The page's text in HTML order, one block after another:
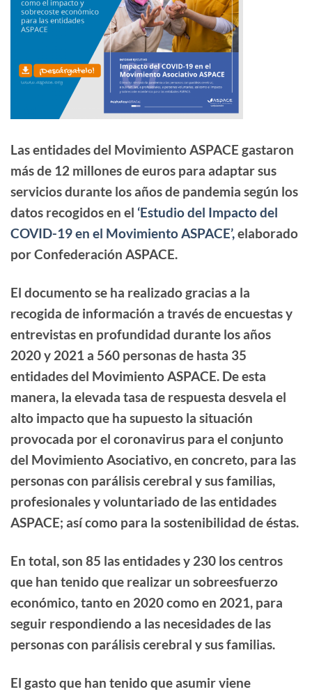
Las entidades del Movimiento ASPACE gastaron
más de 12 millones de euros para adaptar sus
servicios durante los años de pandemia según los
datos recogidos en el ‘Estudio del Impacto del
COVID-19 en el Movimiento ASPACE’,elaborado
por Confederación ASPACE.
El documento se ha realizado gracias a la
recogida de información a través de encuestas y
entrevistas en profundidad durante losaños
2020 y 2021 a 560 personas de hasta 35
entidades del Movimiento ASPACE. De esta
manera, la elevada tasa de respuesta desvela el
alto impactoque ha supuesto la situación
provocada por el coronavirus para el conjunto
del Movimiento Asociativo, en concreto, para las
personas con parálisis cerebral y sus familias,
profesionales y voluntariado de las entidades
ASPACE; así como para la sostenibilidad de éstas.
En total, son 85 las entidades y 230 los centros
que han tenido que realizar un sobreesfuerzo
económico, tanto en 2020 como en 2021, para
seguir respondiendo a las necesidades de las
personas con parálisis cerebral y sus familias.
El gastoque han tenido que asumir viene